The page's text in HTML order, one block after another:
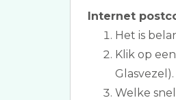
Internet
Het is
Klik op
Glasvezel).
Welke